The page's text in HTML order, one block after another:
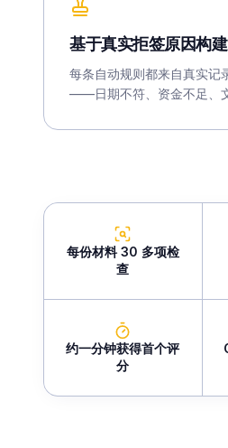
基于真实拒签原因构
每条自动规则都来自真实记
——日期不符、资金不足、
每份材料 30 多项检
查
约一分钟获得首个评
分